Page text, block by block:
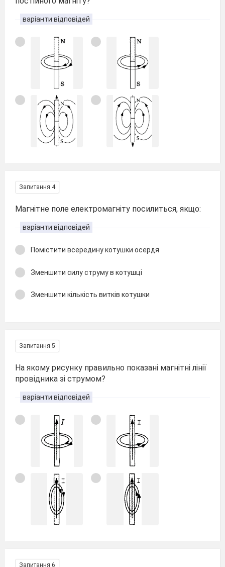
варіанти відповідей
Запитання 4
Магнітне поле електромагніту посилиться, якщо:
варіанти відповідей
Помістити всередину котушки осердя
Зменшити силу струму в котушці
Зменшити кількість витків котушки
Запитання 5
На якому рисунку правильно показані магнітні лінії
провідника зі струмом?
варіанти відповідей
Запитання 6